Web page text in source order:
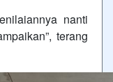
nanti
terang